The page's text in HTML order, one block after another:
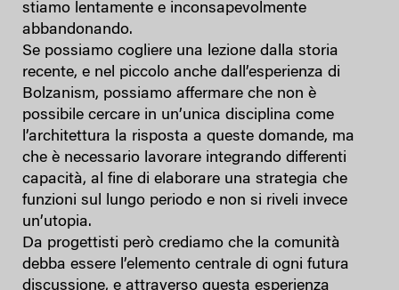
stiamo lentamente e inconsapevolmente
abbandonando.
Se possiamo cogliere una lezione dalla storia
recente, e nel piccolo anche dall’esperienza di
Bolzanism, possiamo affermare che non è
possibile cercare in un’unica disciplina come
l’architettura la risposta a queste domande, ma
che è necessario lavorare integrando differenti
capacità, al fine di elaborare una strategia che
funzioni sul lungo periodo e non si riveli invece
un’utopia.
Da progettisti però crediamo che la comunità
debba essere l’elemento centrale di ogni futura
discussione, e attraverso questa esperienza